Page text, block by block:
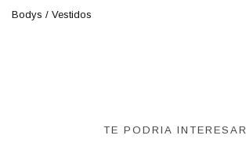
Bodys / Vestidos
TE PODRIA INTERESAR